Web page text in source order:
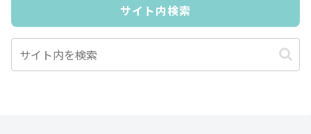
サイト内検索